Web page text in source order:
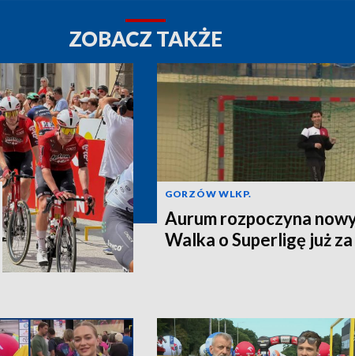
ZOBACZ TAKŻE
GORZÓW WLKP.
Aurum rozpoczyna
Walka o Superligę już